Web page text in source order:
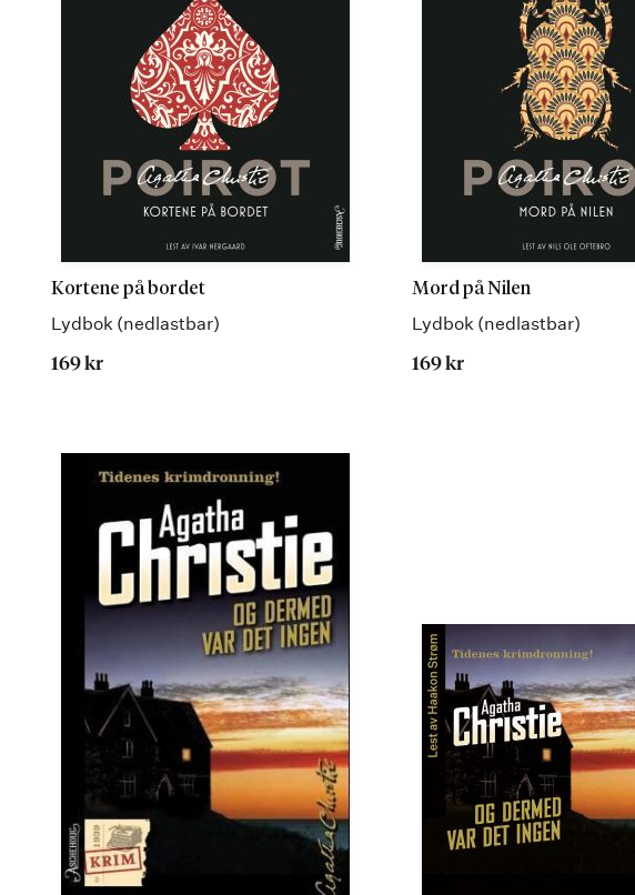
Kortene på bordet
Lydbok (nedlastbar)
169 kr
Mord på Nilen
Lydbok (nedlastbar)
169 kr